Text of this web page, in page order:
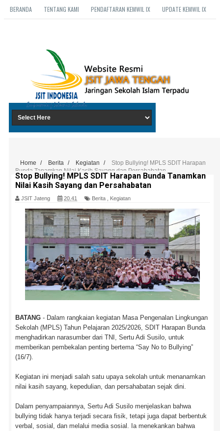
BERANDA TENTANG KAMI PENDAFTARAN KEMWIL IX UPDATE KEMWIL IX
Home / Berita / Kegiatan /
Stop Bullying! MPLS SDIT Harapan
Bunda Tanamkan Nilai Kasih Sayang dan Persahabatan
Stop Bullying! MPLS SDIT Harapan Bunda Tanamkan
Nilai Kasih Sayang dan Persahabatan
JSIT Jateng 20.41 Berita Kegiatan
BATANG - Dalam rangkaian kegiatan Masa Pengenalan Lingkungan
Sekolah (MPLS) Tahun Pelajaran 2025/2026, SDIT Harapan Bunda
menghadirkan narasumber dari TNI, Sertu Adi Susilo, untuk
memberikan pembekalan penting bertema “Say No to Bullying”
(16/7).
Kegiatan ini menjadi salah satu upaya sekolah untuk menanamkan
nilai kasih sayang, kepedulian, dan persahabatan sejak dini.
Dalam penyampaiannya, Sertu Adi Susilo menjelaskan bahwa
bullying tidak hanya terjadi secara fisik, tetapi juga dapat berbentuk
verbal, sosial, dan melalui media sosial. Ia menekankan bahwa